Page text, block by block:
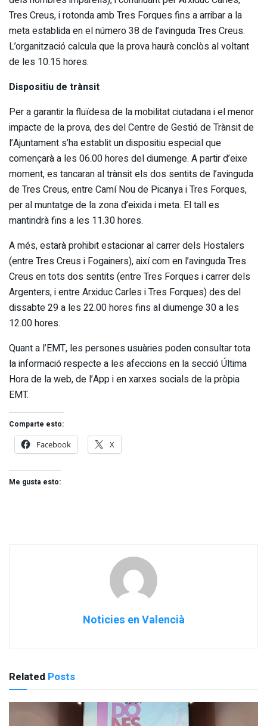
Tres Creus, i rotonda amb Tres Forques fins a arribar a la
meta establida en el número 38 de l’avinguda Tres Creus.
L’organització calcula que la prova haurà conclòs al voltant
de les 10.15 hores.
Dispositiu de trànsit
Per a garantir la fluïdesa de la mobilitat ciutadana i el menor
impacte de la prova, des del Centre de Gestió de Trànsit de
l’Ajuntament s’ha establit un dispositiu especial que
començarà a les 06.00 hores del diumenge. A partir d’eixe
moment, es tancaran al trànsit els dos sentits de l’avinguda
de Tres Creus, entre Camí Nou de Picanya i Tres Forques,
per al muntatge de la zona d’eixida i meta. El tall es
mantindrà fins a les 11.30 hores.
A més, estarà prohibit estacionar al carrer dels Hostalers
(entre Tres Creus i Fogainers), així com en l’avinguda Tres
Creus en tots dos sentits (entre Tres Forques i carrer dels
Argenters, i entre Arxiduc Carles i Tres Forques) des del
dissabte 29 a les 22.00 hores fins al diumenge 30 a les
12.00 hores.
Quant a l’EMT, les persones usuàries poden consultar tota
la informació respecte a les afeccions en la secció Última
Hora de la web, de l’App i en xarxes socials de la pròpia
EMT.
Comparte esto:
Facebook
X
Me gusta esto:
Noticies en Valencià
Related Posts